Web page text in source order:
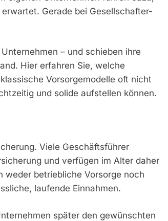
Gerade bei Gesellschafter-
– und schieben ihre
Hier erfahren Sie, welche
Vorsorgemodelle oft nicht
und solide aufstellen können.
Viele Geschäftsführer
und verfügen im Alter daher
weder betriebliche Vorsorge noch
laufende Einnahmen.
später den gewünschten